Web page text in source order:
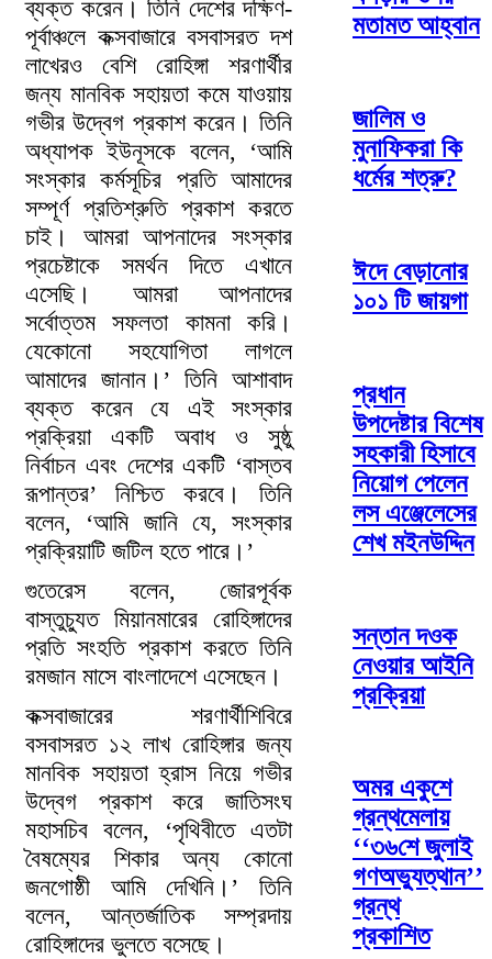
ব্যক্ত করেন। তিনি দেশের দক্ষিণ-
পূর্বাঞ্চলে কক্সবাজারে বসবাসরত দশ
লাখেরও বেশি রোহিঙ্গা শরণার্থীর
জন্য মানবিক সহায়তা কমে যাওয়ায়
গভীর উদ্বেগ প্রকাশ করেন। তিনি
অধ্যাপক ইউনূসকে বলেন, ‘আমি
সংস্কার কর্মসূচির প্রতি আমাদের
সম্পূর্ণ প্রতিশ্রুতি প্রকাশ করতে
চাই। আমরা আপনাদের সংস্কার
প্রচেষ্টাকে সমর্থন দিতে এখানে
এসেছি। আমরা আপনাদের
সর্বোত্তম সফলতা কামনা করি।
যেকোনো সহযোগিতা লাগলে
আমাদের জানান।’ তিনি আশাবাদ
ব্যক্ত করেন যে এই সংস্কার
প্রক্রিয়া একটি অবাধ ও সুষ্ঠু
নির্বাচন এবং দেশের একটি ‘বাস্তব
রূপান্তর’ নিশ্চিত করবে। তিনি
বলেন, ‘আমি জানি যে, সংস্কার
প্রক্রিয়াটি জটিল হতে পারে।’
গুতেরেস বলেন, জোরপূর্বক
বাস্তুচ্যুত মিয়ানমারের রোহিঙ্গাদের
প্রতি সংহতি প্রকাশ করতে তিনি
রমজান মাসে বাংলাদেশে এসেছেন।
কক্সবাজারের শরণার্থীশিবিরে
বসবাসরত ১২ লাখ রোহিঙ্গার জন্য
মানবিক সহায়তা হ্রাস নিয়ে গভীর
উদ্বেগ প্রকাশ করে জাতিসংঘ
মহাসচিব বলেন, ‘পৃথিবীতে এতটা
বৈষম্যের শিকার অন্য কোনো
জনগোষ্ঠী আমি দেখিনি।’ তিনি
বলেন, আন্তর্জাতিক সম্প্রদায়
রোহিঙ্গাদের ভুলতে বসেছে।
মতামত আহ্বান
জালিম ও
মুনাফিকরা কি
ধর্মের শত্রু?
ঈদে বেড়ানোর
১০১ টি জায়গা
প্রধান
উপদেষ্টার বিশেষ
সহকারী হিসাবে
নিয়োগ পেলেন
লস এঞ্জেলেসের
শেখ মইনউদ্দিন
সন্তান দওক
নেওয়ার আইনি
প্রক্রিয়া
অমর একুশে
গ্রন্থমেলায়
‘‘৩৬শে জুলাই
গণঅভ্যুত্থান’’
গ্রন্থ
প্রকাশিত